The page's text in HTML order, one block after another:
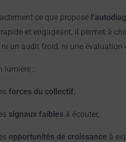
ce que propose
et engageant, il permet à
ni un audit froid, ni une évaluation
lumière :
forces du collectif,
signaux faiblesà écouter,
opportunités de croissance à